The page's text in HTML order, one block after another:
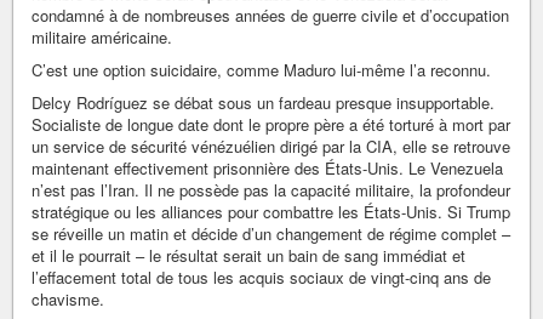
condamné à de nombreuses années de guerre civile et d’occupation
militaire américaine.
C’est une option suicidaire, comme Maduro lui-même l’a reconnu.
Delcy Rodríguez se débat sous un fardeau presque insupportable.
Socialiste de longue date dont le propre père a été torturé à mort par
un service de sécurité vénézuélien dirigé par la CIA, elle se retrouve
maintenant effectivement prisonnière des États-Unis. Le Venezuela
n’est pas l’Iran. Il ne possède pas la capacité militaire, la profondeur
stratégique ou les alliances pour combattre les États-Unis. Si Trump
se réveille un matin et décide d’un changement de régime complet –
et il le pourrait – le résultat serait un bain de sang immédiat et
l’effacement total de tous les acquis sociaux de vingt-cinq ans de
chavisme.